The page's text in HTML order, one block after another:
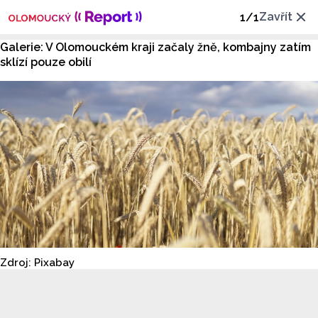
1/1Zavřít
Galerie: V Olomouckém kraji začaly žně, kombajny zatím
sklízí pouze obilí
Zdroj: Pixabay